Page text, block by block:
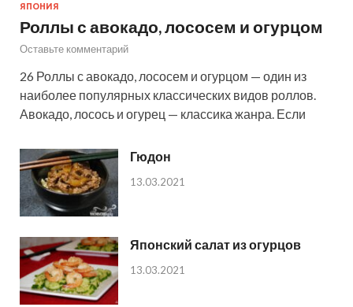
ЯПОНИЯ
Роллы с авокадо, лососем и огурцом
Оставьте комментарий
26 Роллы с авокадо, лососем и огурцом — один из
наиболее популярных классических видов роллов.
Авокадо, лосось и огурец — классика жанра. Если
Гюдон
13.03.2021
Японский салат из огурцов
13.03.2021